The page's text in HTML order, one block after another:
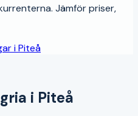
Jämför priser,
iPiteå
i Piteå